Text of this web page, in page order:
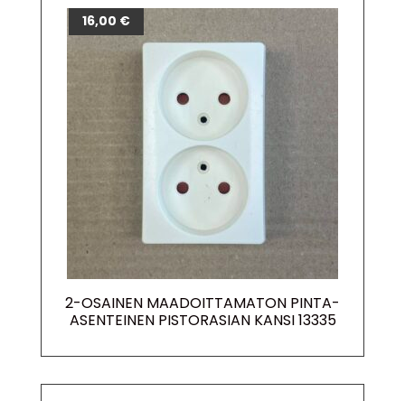
2-OSAINEN MAADOITTAMATON PINTA-
ASENTEINEN PISTORASIAN KANSI 13335
16,00 €